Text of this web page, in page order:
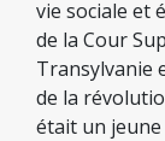
vie sociale et
de la Cour
Transylvanie
de la
était un